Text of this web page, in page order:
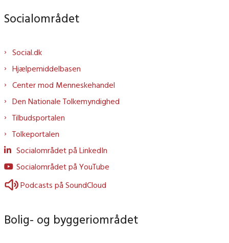
Socialområdet
Social.dk
Hjælpemiddelbasen
Center mod Menneskehandel
Den Nationale Tolkemyndighed
Tilbudsportalen
Tolkeportalen
Socialområdet på LinkedIn
Socialområdet på YouTube
Podcasts på SoundCloud
Bolig- og byggeriområdet